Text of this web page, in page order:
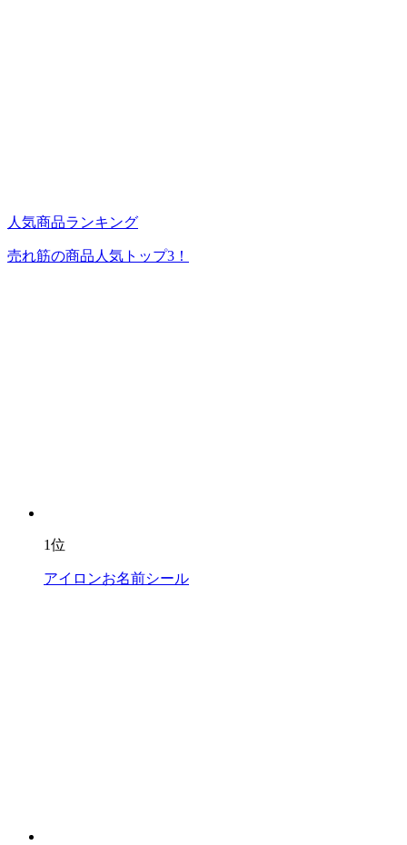
人気商品ランキング
売れ筋の商品人気トップ3！
1位
アイロンお名前シール